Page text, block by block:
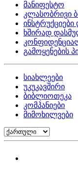
მანიფესტო
კლასობრივი
ხშირად
გამოყენების
სიახლეები
უკუკავშირი
ბიბლიოთეკა
კომპანიები
მიმოხილვები